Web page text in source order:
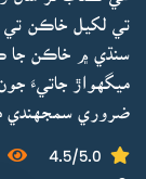
تي لکيل خاڪن تي
سنڌي ۾ خاڪن جا
ميگهواڙ جاتيءَ
ضروري سمجهندي
4.5/5.0